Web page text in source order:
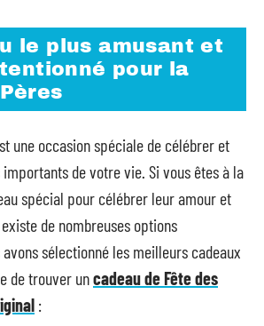
le plus amusant et
pour la
une occasion spéciale de célébrer et
importants de votre vie. Si vous êtes à la
spécial pour célébrer leur amour et
de nombreuses options
sélectionné les meilleurs cadeaux
de trouver uncadeau de Fête des
: